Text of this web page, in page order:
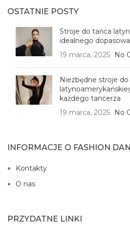
OSTATNIE POSTY
Stroje do tańca
idealnego
19 marca, 2025
No
Niezbędne stroje
każdego tancerza
19 marca, 2025
No
INFORMACJE O FASHION
Kontakty
O nas
PRZYDATNE LINKI